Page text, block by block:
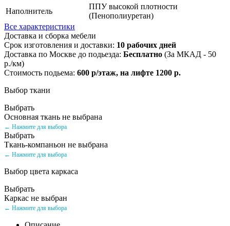
Наполнитель
ППУ высокой плотности
(Пенополиуретан)
Все характеристики
Доставка и сборка мебели
Срок изготовления и доставки: 10 рабочих дней
Доставка по Москве до подьезда: Бесплатно (За МКАД - 50
р./км)
Стоимость подьема: 600 р/этаж, на лифте 1200 р.
Выбор ткани
Выбрать
Основная ткань не выбрана
← Нажмите для выбора
Выбрать
Ткань-компаньон не выбрана
← Нажмите для выбора
Выбор цвета каркаса
Выбрать
Каркас не выбран
← Нажмите для выбора